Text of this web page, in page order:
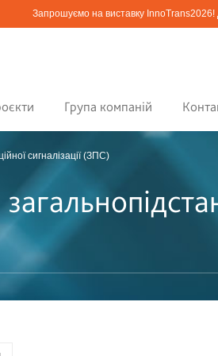
Запрошуємо на виставку InnoTrans2026!
Група компаній
сигналізації (ЗПС)